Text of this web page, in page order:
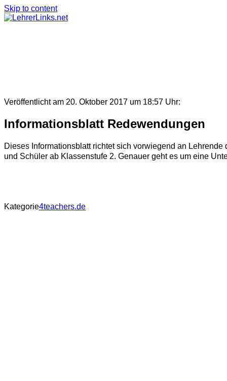
Skip to content
Veröffentlicht am 20. Oktober 2017 um 18:57 Uhr:
Informationsblatt Redewendungen
Dieses Informationsblatt richtet sich vorwiegend an
und Schüler ab Klassenstufe 2. Genauer geht es um eine
Kategorie4teachers.de